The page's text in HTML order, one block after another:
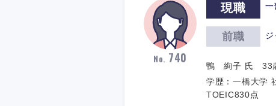
No. 740
現職
前職
鴨 絢子 氏 33
学歴：一橋大学
TOEIC830点